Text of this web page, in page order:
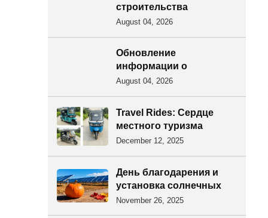
строительства
фотоэлектрической
для наземного монтажа
фотоэлектрических
панелей в условиях
высокой влажности и
высоких температур на
побережье
August 04, 2026
Обновление
информации о
поставках: солнечные
фотоэлектрических
систем отправлены на
Филиппины!
August 04, 2026
Travel Rides: Сердце
местного туризма
December 12, 2025
День благодарения и
установка солнечных
батарей: как они
November 26, 2025